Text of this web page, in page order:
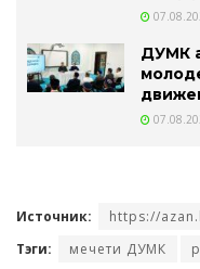
ДУМК
Источник:
https://
Тэги:
мечети ДУМК